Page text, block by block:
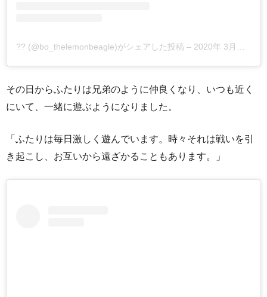
?? (@bo_thelemonbeagle)がシェアした投稿 – 2020年 3月月5日午前5時16分PST
その日からふたりは兄弟のように仲良くなり、いつも近く
にいて、一緒に遊ぶようになりました。
「ふたりは毎日激しく遊んでいます。時々それは戦いを引
き起こし、お互いから遠ざかることもあります。」